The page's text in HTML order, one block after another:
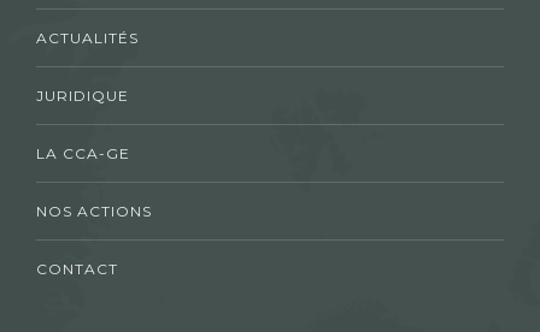
ACTUALITÉS
JURIDIQUE
LA CCA-GE
NOS ACTIONS
CONTACT